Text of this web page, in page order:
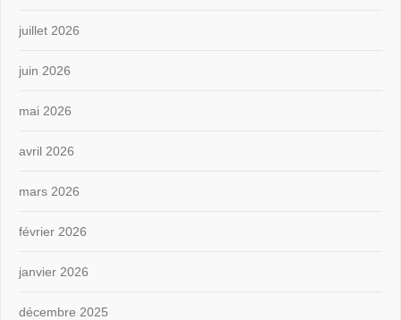
juillet 2026
juin 2026
mai 2026
avril 2026
mars 2026
février 2026
janvier 2026
décembre 2025